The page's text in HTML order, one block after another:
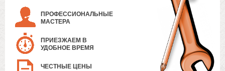
ПРОФЕССИОНАЛЬНЫЕ
МАСТЕРА
ПРИЕЗЖАЕМ В
УДОБНОЕ ВРЕМЯ
ЧЕСТНЫЕ ЦЕНЫ